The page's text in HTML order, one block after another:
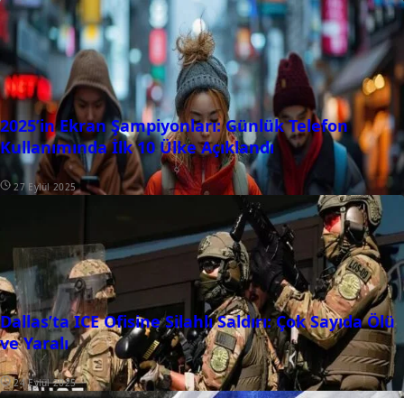
2025’in Ekran Şampiyonları: Günlük Telefon
Kullanımında İlk 10 Ülke Açıklandı
27 Eylül 2025
Dallas’ta ICE Ofisine Silahlı Saldırı: Çok Sayıda Ölü
ve Yaralı
24 Eylül 2025